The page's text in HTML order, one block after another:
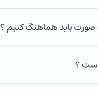
صورت باید هماهنگ کنیم ؟
؟